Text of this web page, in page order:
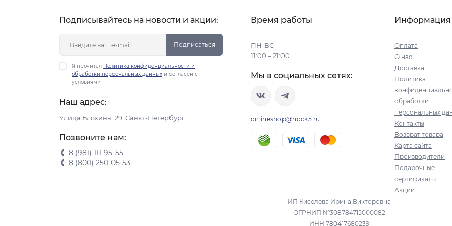
Пояс для гамаш
Ремкомплекты
Свистки
Подписывайтесь на новости и акции:
Подписаться
Я прочитал Политика конфиденциальности и
обработки персональных данных и согласен с
условиями
Наш адрес:
Улица Блохина, 29, Санкт-Петербург
Позвоните нам:
8 (981) 111-95-55
8 (800) 250-05-53
Время работы
ПН-ВС
11:00 – 21:00
Мы в социальных сетях:
onlineshop@hock5.ru
Информация
Оплата
О нас
Доставка
Политика
обработки
персональных
Контакты
Возврат товара
Карта сайта
Производители
Подарочные
сертификаты
Акции
ИП Киселева Ирина Викторовна
ОГРНИП №308784715000082
ИНН 780417680239